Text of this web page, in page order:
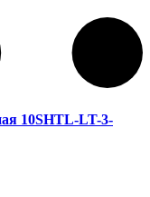
10SHTL-LT-3-